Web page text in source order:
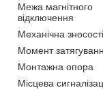
Межа магнітного
відключення
Механічна
Момент
Монтажна опора
Місцева